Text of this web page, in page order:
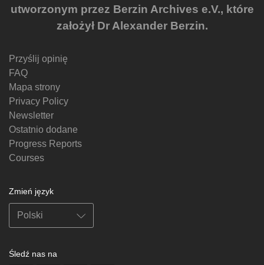
utworzonym przez Berzin Archives e.V., które
założył Dr Alexander Berzin.
Przyślij opinię
FAQ
Mapa strony
Privacy Policy
Newsletter
Ostatnio dodane
Progress Reports
Courses
Zmień język
Śledź nas na